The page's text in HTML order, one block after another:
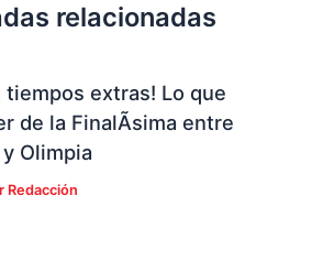
relacionadas
tiempos extras! Lo que
de la FinalÃ­sima entre
Olimpia
Redacción